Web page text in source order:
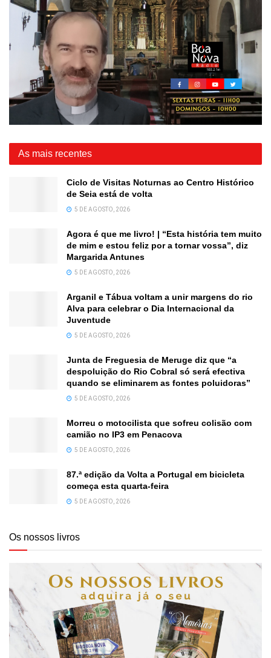
As mais recentes
Ciclo de Visitas Noturnas ao Centro Histórico
de Seia está de volta
5 DE AGOSTO, 2026
Agora é que me livro! | “Esta história tem muito
de mim e estou feliz por a tornar vossa”, diz
Margarida Antunes
5 DE AGOSTO, 2026
Arganil e Tábua voltam a unir margens do rio
Alva para celebrar o Dia Internacional da
Juventude
5 DE AGOSTO, 2026
Junta de Freguesia de Meruge diz que “a
despoluição do Rio Cobral só será efectiva
quando se eliminarem as fontes poluidoras”
5 DE AGOSTO, 2026
Morreu o motocilista que sofreu colisão com
camião no IP3 em Penacova
5 DE AGOSTO, 2026
87.ª edição da Volta a Portugal em bicicleta
começa esta quarta-feira
5 DE AGOSTO, 2026
Os nossos livros